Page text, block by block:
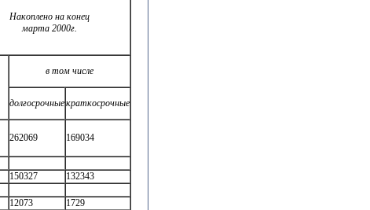
Накоплено на конец
марта 2000г.
в том числе
долгосрочныекраткосрочные
262069 169034
150327
132343
12073
1729